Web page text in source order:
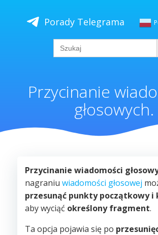
to
content
Porady Telegrama
Search
for:
Przycinanie
głosowych.
Przycinanie wiadomości
nagraniu wiadomości głosowej
przesunąć punkty początkowy i
aby wyciąć określony fragment.
Ta opcja pojawia się po